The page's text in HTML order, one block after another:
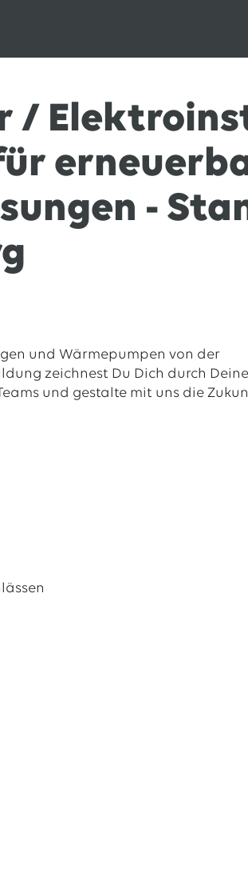
/
-
und Wärmepumpen von der
zeichnest Du Dich durch Deine
und gestalte mit uns die